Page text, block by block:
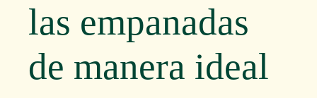
las empanadas
de manera ideal